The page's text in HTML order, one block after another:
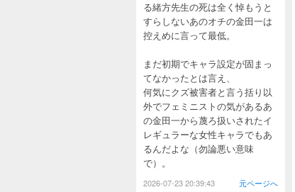
る緒方先生の死は全く悼もうと
すらしないあのオチの金田一は
控えめに言って最低。
まだ初期でキャラ設定が固まっ
てなかったとは言え、
何気にクズ被害者と言う括り以
外でフェミニストの気があるあ
の金田一から蔑ろ扱いされたイ
レギュラーな女性キャラでもあ
るんだよな（勿論悪い意味
で）。
2026-07-23 20:39:43
元ページへ